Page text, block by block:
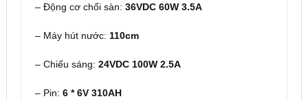
– Động cơ chổi sàn: 36VDC 60W 3.5A
– Máy hút nước: 110cm
– Chiếu sáng: 24VDC 100W 2.5A
– Pin: 6 * 6V 310AH